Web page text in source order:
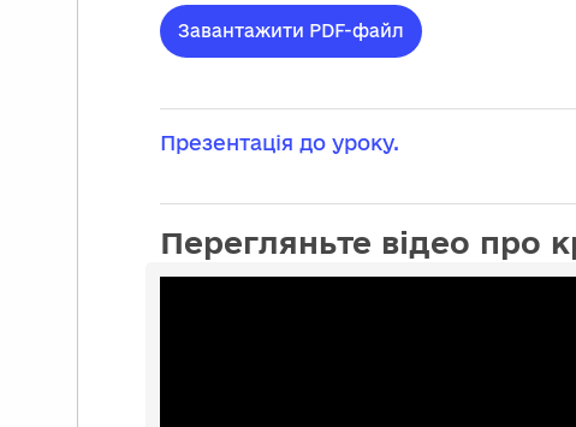
Завантажити PDF-файл
Презентація до уроку.
Перегляньте відео про